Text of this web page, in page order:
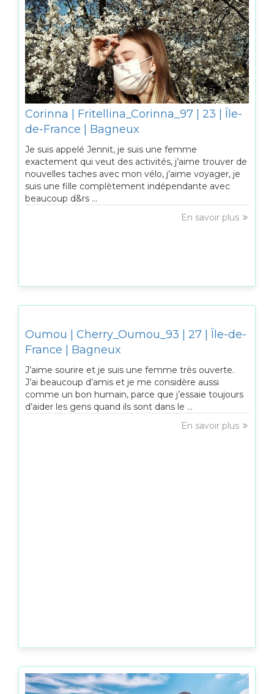
Corinna | Fritellina_Corinna_97 | 23 | Île-
de-France | Bagneux
Je suis appelé Jennit, je suis une femme
exactement qui veut des activités, j’aime trouver de
nouvelles taches avec mon vélo, j’aime voyager, je
suis une fille complètement indépendante avec
beaucoup d&rs ...
En savoir plus
Oumou | Cherry_Oumou_93 | 27 | Île-de-
France | Bagneux
J’aime sourire et je suis une femme très ouverte.
J’ai beaucoup d’amis et je me considère aussi
comme un bon humain, parce que j’essaie toujours
d’aider les gens quand ils sont dans le ...
En savoir plus